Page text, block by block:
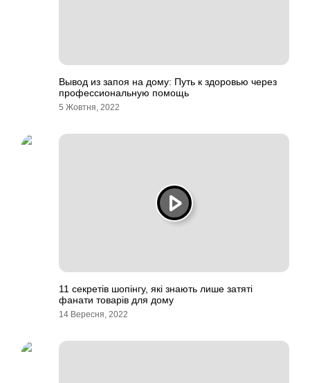
Вывод из запоя на дому: Путь к здоровью через
профессиональную помощь
5 Жовтня, 2022
11 секретів шопінгу, які знають лише затяті
фанати товарів для дому
14 Вересня, 2022